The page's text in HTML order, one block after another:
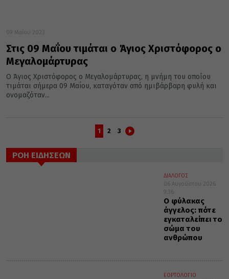
09 Μαΐου 2023
Στις 09 Μαΐου τιμάται ο Άγιος Χριστόφορος ο
Μεγαλομάρτυρας
Ο Άγιος Χριστόφορος ο Μεγαλομάρτυρας, η μνήμη του οποίου
τιμάται σήμερα 09 Μαΐου, καταγόταν από ημιβάρβαρη φυλή και
ονομαζόταν...
1 2 3
ΡΟΗ ΕΙΔΗΣΕΩΝ
ΔΙΑΛΟΓΟΣ
06 Αυγούστου 2026
9:36
Ο φύλακας
άγγελος: πότε
εγκαταλείπει το
σώμα του
ανθρώπου
ΕΟΡΤΟΛΟΓΙΟ